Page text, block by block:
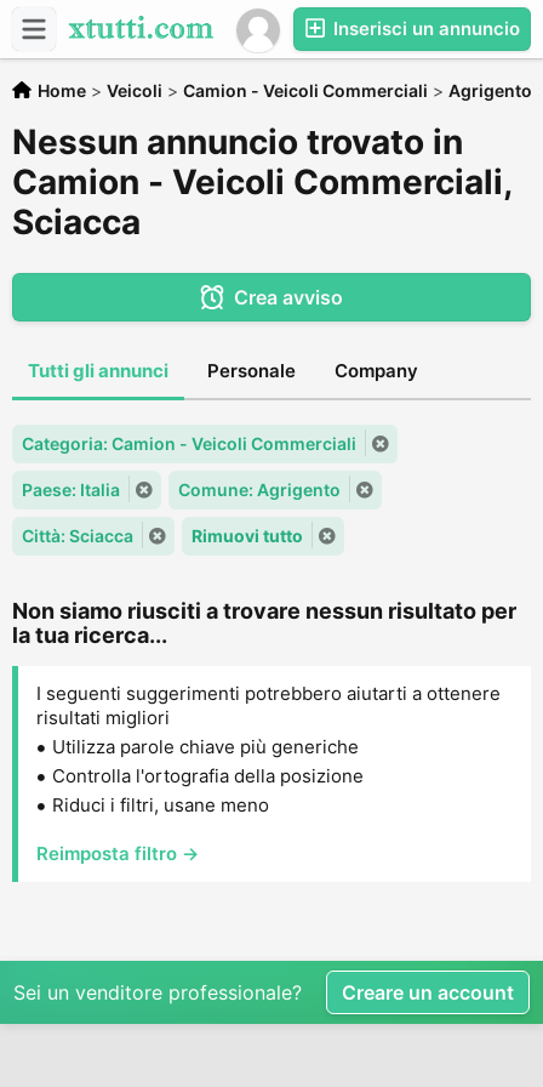
Inserisci un annuncio
Home > Veicoli > Camion - Veicoli Commerciali > Agrigento
Nessun annuncio trovato in
Camion - Veicoli Commerciali,
Sciacca
Crea avviso
Tutti gli annunci Personale Company
Categoria: Camion - Veicoli Commerciali
Paese: Italia Comune: Agrigento
Città: Sciacca Rimuovi tutto
Non siamo riusciti a trovare nessun risultato per
la tua ricerca...
I seguenti suggerimenti potrebbero aiutarti a ottenere
risultati migliori
Utilizza parole chiave più generiche
Controlla l'ortografia della posizione
Riduci i filtri, usane meno
Reimposta filtro →
Sei un venditore professionale? Creare un account